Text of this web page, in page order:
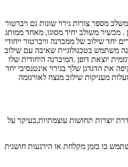
מספר צורות גירוי שונות גם ויברטור
. מכשיר משולב יחיד מסוגו, מאחד ממותג
יחד שילוב של ממברנה וויברטור ייחודי
משתמש בטכנולוגיית שאיבה עם שילוב
יוצאת דופן .המיברנה היחודית שלו
את הדגדגן שלך בגירוי אינטנסיבי יחד
הוויברטור שמתכון עד 90 מעלות מעניקות שילוב מנצח לאורגזמה
יוצרות תחושות עוצמתיות,בעיקר על
בו בזמן מקלחת או הירגעות חושנית